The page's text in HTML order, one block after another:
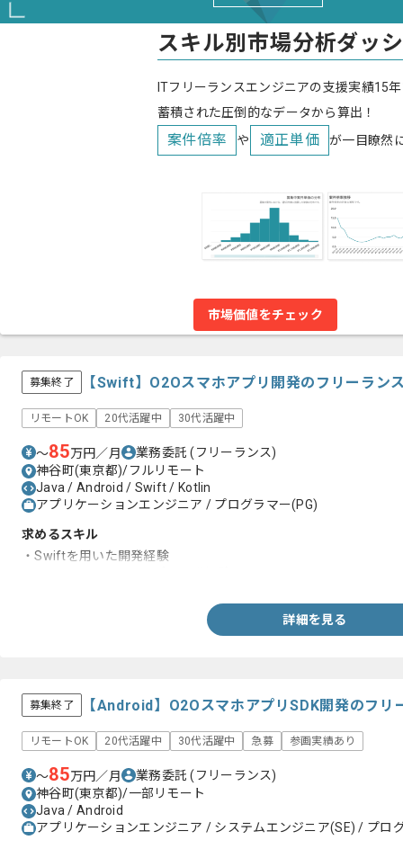
スキル別市場分析ダッ
ITフリーランスエンジニアの支援実績15
蓄積された圧倒的なデータから算出！
案件倍率 や 適正単価 が一目瞭然
市場価値をチェック
募集終了 【Swift】O2Oスマホアプリ開発のフリーラン
リモートOK 20代活躍中 30代活躍中
〜85万円／月 業務委託(フリーランス)
神谷町(東京都)/フルリモート
Java / Android / Swift / Kotlin
アプリケーションエンジニア / プログラマー(PG)
求めるスキル
・Swiftを用いた開発経験
詳細を見る
募集終了 【Android】O2OスマホアプリSDK開発のフリ
リモートOK 20代活躍中 30代活躍中 急募 参画実績あり
〜85万円／月 業務委託(フリーランス)
神谷町(東京都)/一部リモート
Java / Android
アプリケーションエンジニア / システムエンジニア(SE) / プロ